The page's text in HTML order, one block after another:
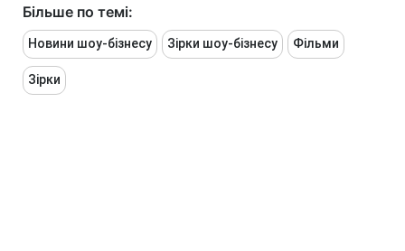
Більше по темі:
Новини шоу-бізнесу Зірки шоу-бізнесу Фільми
Зірки